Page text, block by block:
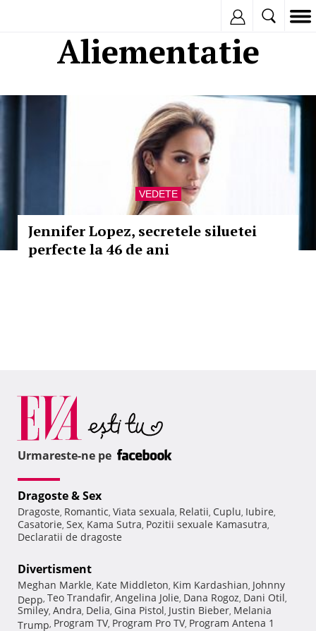
Aliementatie
VEDETE
Jennifer Lopez, secretele siluetei
perfecte la 46 de ani
Urmareste-ne pe
Dragoste & Sex
Dragoste, Romantic, Viata sexuala, Relatii, Cuplu, Iubire,
Casatorie, Sex, Kama Sutra, Pozitii sexuale Kamasutra,
Declaratii de dragoste
Divertisment
Meghan Markle, Kate Middleton, Kim Kardashian, Johnny
Depp, Teo Trandafir, Angelina Jolie, Dana Rogoz, Dani Otil,
Smiley, Andra, Delia, Gina Pistol, Justin Bieber, Melania
Trump, Program TV, Program Pro TV, Program Antena 1